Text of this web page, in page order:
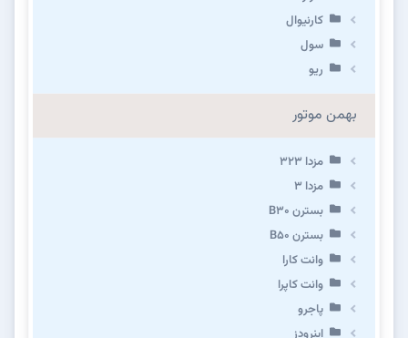
کارنیوال
سول
ریو
بهمن موتور
مزدا ۳۲۳
مزدا ۳
بسترن B۳۰
بسترن B۵۰
وانت کارا
وانت کاپرا
پاجرو